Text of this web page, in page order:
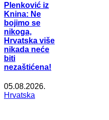
Plenković iz
Knina: Ne
bojimo se
nikoga,
Hrvatska više
nikada neće
biti
nezaštićena!
05.08.2026.
Hrvatska